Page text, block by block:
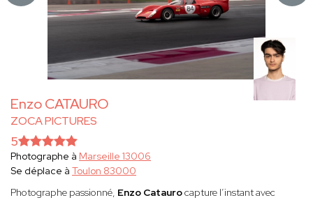
Enzo CATAURO
ZOCA PICTURES
5
Photographe à Marseille 13006
Se déplace à Toulon 83000
Photographe passionné, Enzo Cataurocapture l’instant avec